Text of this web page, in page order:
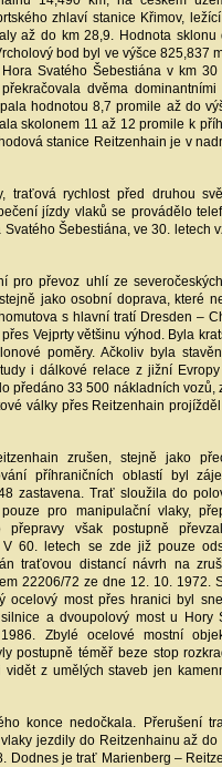
zhlaví stanice Křimov,
až do km 28,9. Hodnota sklonu
bod byl ve výšce 825,837
Svatého Šebestiána v km 30
dvěma dominantními
hodnotou 8,7 promile až do
skolonem 11 až 12 promile k
stanice Reitzenhain je v
traťová rychlost před druhou
jízdy vlaků se provádělo
Šebestiána, ve 30. letech
pro převoz uhlí ze
jako osobní doprava, které
s hlavní tratí Dresden –
Vejprty většinu výhod. Byla
poměry. Ačkoliv byla
i dálkové relace z jižní
předáno 33 500 nákladních vozů,
války přes Reitzenhain
zrušen, stejně jako
příhraničních oblastí byl
zastavena. Trať sloužila do
pro manipulační vlaky,
však postupně
60. letech se zde již pouze
traťovou distancí návrh na
22206/72 ze dne 12. 10. 1972.
ocelový most přes hranici byl
a dvoupolový most u Hory
Zbylé ocelové mostní
postupně téměř beze stop
z umělých staveb jen
konce nedočkala. Přerušení
jezdily do Reitzenhainu až
Dodnes je trať Marienberg –